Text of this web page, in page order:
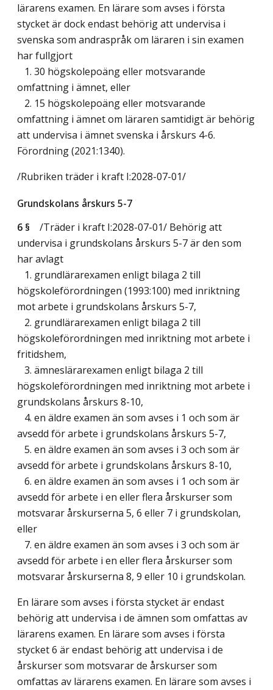
lärarens examen. En lärare som avses i första
stycket är dock endast behörig att undervisa i
svenska som andraspråk om läraren i sin examen
har fullgjort
1. 30 högskolepoäng eller motsvarande
omfattning i ämnet, eller
2. 15 högskolepoäng eller motsvarande
omfattning i ämnet om läraren samtidigt är behörig
att undervisa i ämnet svenska i årskurs 4-6.
Förordning (2021:1340).
/Rubriken träder i kraft I:2028-07-01/
Grundskolans årskurs 5-7
6 §
/Träder i kraft I:2028-07-01/ Behörig att
undervisa i grundskolans årskurs 5-7 är den som
har avlagt
1. grundlärarexamen enligt bilaga 2 till
högskoleförordningen (1993:100) med inriktning
mot arbete i grundskolans årskurs 5-7,
2. grundlärarexamen enligt bilaga 2 till
högskoleförordningen med inriktning mot arbete i
fritidshem,
3. ämneslärarexamen enligt bilaga 2 till
högskoleförordningen med inriktning mot arbete i
grundskolans årskurs 8-10,
4. en äldre examen än som avses i 1 och som är
avsedd för arbete i grundskolans årskurs 5-7,
5. en äldre examen än som avses i 3 och som är
avsedd för arbete i grundskolans årskurs 8-10,
6. en äldre examen än som avses i 1 och som är
avsedd för arbete i en eller flera årskurser som
motsvarar årskurserna 5, 6 eller 7 i grundskolan,
eller
7. en äldre examen än som avses i 3 och som är
avsedd för arbete i en eller flera årskurser som
motsvarar årskurserna 8, 9 eller 10 i grundskolan.
En lärare som avses i första stycket är endast
behörig att undervisa i de ämnen som omfattas av
lärarens examen. En lärare som avses i första
stycket 6 är endast behörig att undervisa i de
årskurser som motsvarar de årskurser som
omfattas av lärarens examen. En lärare som avses i